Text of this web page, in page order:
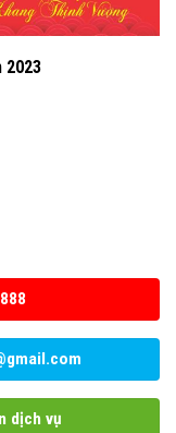
2023
dịch vụ